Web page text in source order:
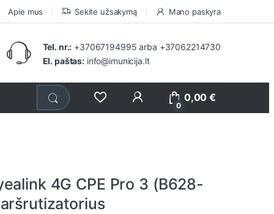
Apie mus Sekite užsakymą Mano paskyra
Tel. nr.: +37067194995 arba +37062214730
El. paštas: info@imunicija.lt
0
0,00€
4G CPE Pro 3 (B628-